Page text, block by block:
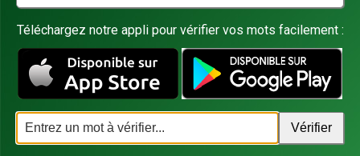
Téléchargez notre appli pour vérifier vos mots facilement :